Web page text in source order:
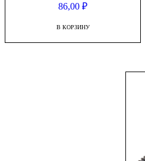
оцинкованный86,00₽
В КОРЗИНУ